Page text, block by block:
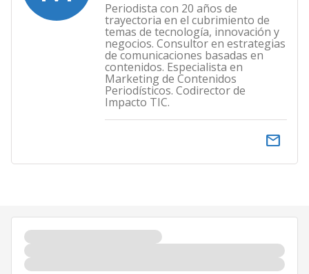
Periodista con 20 años de
trayectoria en el cubrimiento de
temas de tecnología, innovación y
negocios. Consultor en estrategias
de comunicaciones basadas en
contenidos. Especialista en
Marketing de Contenidos
Periodísticos. Codirector de
Impacto TIC.
email